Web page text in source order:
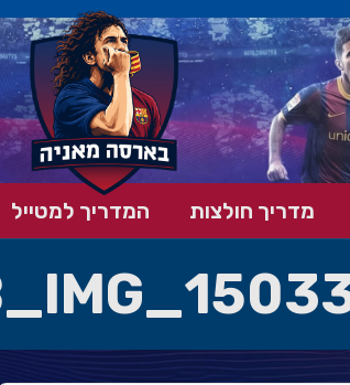
מדריך חולצות המדריך למטייל